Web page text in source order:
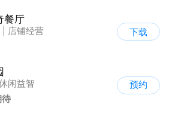
餐厅
店铺经营
下载
闲益智
园生活
待
预约